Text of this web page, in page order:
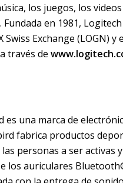
los juegos, los
en 1981,
Swiss Exchange (LOGN)
través de
es una marca de
fabrica productos
personas a ser activas
los auriculares